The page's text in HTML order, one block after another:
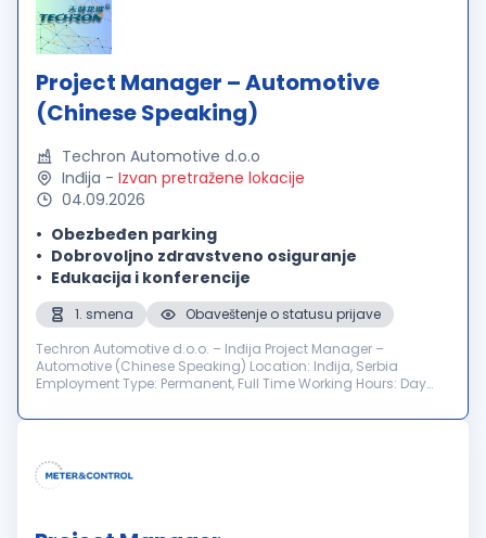
Project Manager – Automotive
(Chinese Speaking)
Techron Automotive d.o.o
Inđija - Izvan pretražene lokacije
04.09.2026
Obezbeđen parking
Dobrovoljno zdravstveno osiguranje
Edukacija i konferencije
1. smena
Obaveštenje o statusu prijave
Techron Automotive d.o.o. – Inđija Project Manager –
Automotive (Chinese Speaking) Location: Inđija, Serbia
Employment Type: Permanent, Full Time Working Hours: Day
About Us Techron Autom...